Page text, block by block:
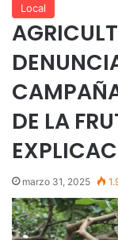
Local
DE LA
marzo 31, 2025